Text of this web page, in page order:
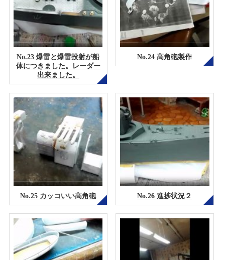
No.23 爆雷と爆雷投射が船
体につきました。レーダー
出来ました。
No.24 高角砲製作
No.25 カッコいい高角砲 No.26 進捗状況２